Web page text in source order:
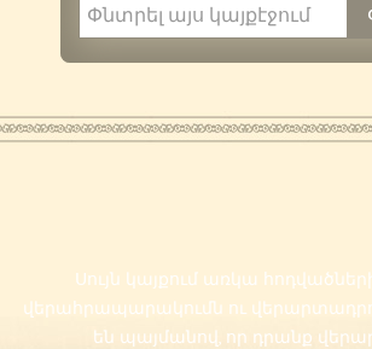
Սույն կայքում առկա
վերահրապարակումն ու
են պայմանով, որ դրանք